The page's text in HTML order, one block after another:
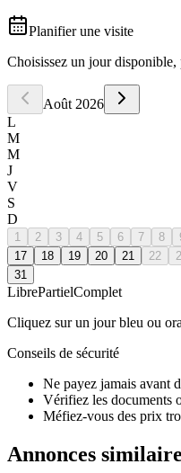
Planifier une visite
Choisissez un jour disponible,
Août 2026
L
M
M
J
V
S
D
1 2 3 4 5 6 7 8
17
18 19 20 21 22
31
LibrePartielComplet
Cliquez sur un jour bleu ou
Conseils de sécurité
Ne payez jamais avant
Vérifiez les documents
Méfiez-vous des prix
Annonces